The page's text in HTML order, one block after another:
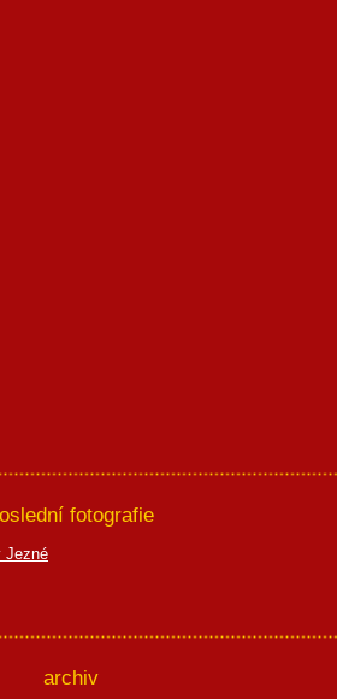
fotografie
Jezné
archiv